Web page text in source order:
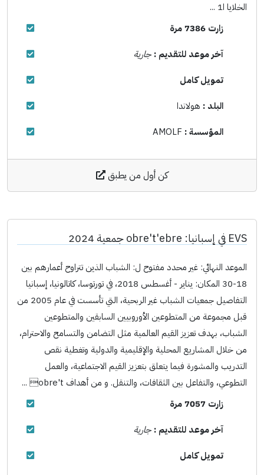
الخلايا ا1 ...
زارت 7386 مرة
آخر موعد للتقديم : جارية
تمويل كامل
البلد : هولاندا
المؤسسة : AMOLF
كن أول من يطبق
EVS في إسبانيا: obre't'ebre جمعية 2024
الموعد النهائي: غير محدد مفتوح ل: الشباب الذين تتراوح أعمارهم بين
18-30 المكان: يناير - أغسطس 2018، في تورتوسا، كاتالونيا، إسبانيا
التفاصيل جمعيات الشباب غير الربحية، التي تأسست في عام 2005 من
قبل مجموعة من المتطوعين الأوروبيين السابقين والمتطوعين
الشباب، بهدف تعزيز القيم العالمية مثل التضامن والتسامح والاحترام،
من خلال المشاريع المحلية والإقليمية والدولية وتغطية نقص
التدريب والمشورة فيما يتعلق بتعزيز القيم الاجتماعية، والعمل
التطوعي، والتفاعل بين الثقافات، والتنقل. و من أهداف obre't ...
زارت 7057 مرة
آخر موعد للتقديم : جارية
تمويل كامل